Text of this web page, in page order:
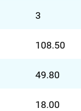
3
108.50
49.80
18.00